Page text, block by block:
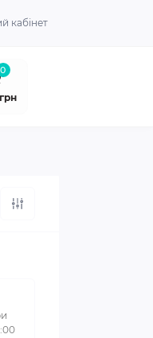
кабінет
0